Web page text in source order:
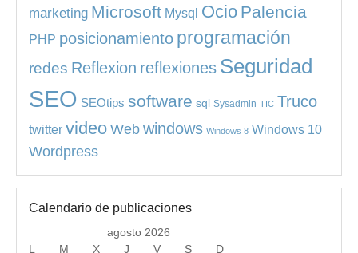
marketing Microsoft Mysql Ocio Palencia
PHP posicionamiento programación
redes Reflexion reflexiones Seguridad
SEO SEOtips software sql Sysadmin TIC Truco
twitter video Web windows Windows 8 Windows 10
Wordpress
Calendario de publicaciones
agosto 2026
L
M X J V S
D